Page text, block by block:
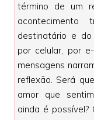
término de um
destinatário e do
por celular, por
mensagens
reflexão. Será
amor que
ainda é possível?